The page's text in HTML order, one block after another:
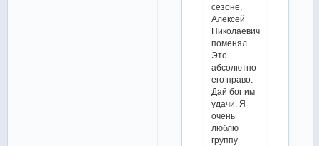
сезоне,
Алексей
Николаевич
поменял.
Это
абсолютно
его право.
Дай бог им
удачи. Я
очень
люблю
группу